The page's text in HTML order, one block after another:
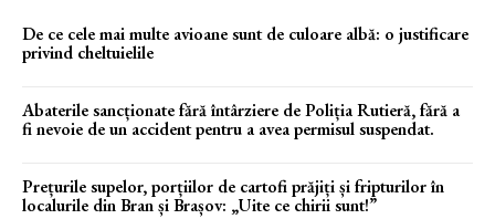
De ce cele mai multe avioane sunt de culoare albă: o justificare
privind cheltuielile
Abaterile sancționate fără întârziere de Poliția Rutieră, fără a
fi nevoie de un accident pentru a avea permisul suspendat.
Prețurile supelor, porțiilor de cartofi prăjiți și fripturilor în
localurile din Bran și Brașov: „Uite ce chirii sunt!”